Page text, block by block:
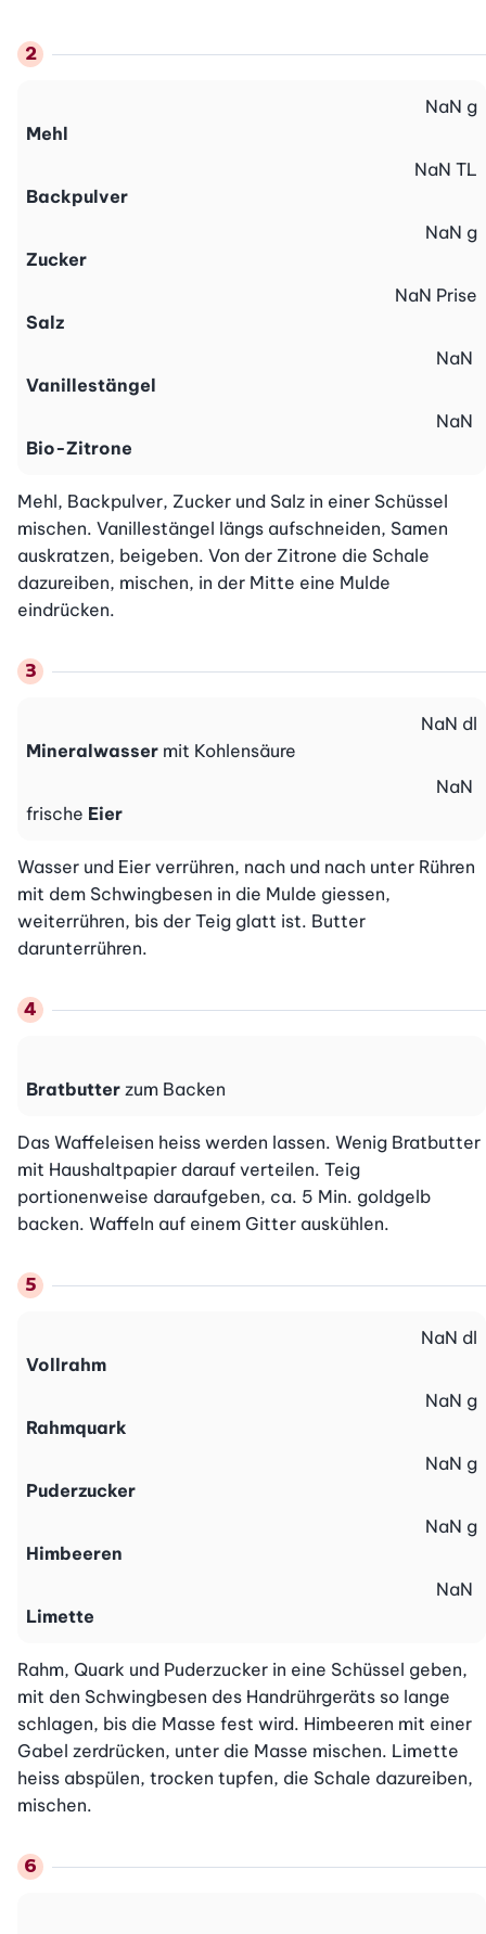
Mehl
NaN g
Backpulver
NaN TL
Zucker
NaN g
Salz
NaN Prise
Vanillestängel
NaN
Bio-Zitrone
NaN
Mehl, Backpulver, Zucker und Salz in einer Schüssel
mischen. Vanillestängel längs aufschneiden, Samen
auskratzen, beigeben. Von der Zitrone die Schale
dazureiben, mischen, in der Mitte eine Mulde
eindrücken.
Mineralwasser mit Kohlensäure
NaN dl
frische Eier
NaN
Wasser und Eier verrühren, nach und nach unter Rühren
mit dem Schwingbesen in die Mulde giessen,
weiterrühren, bis der Teig glatt ist. Butter
darunterrühren.
Bratbutter zum Backen
Das Waffeleisen heiss werden lassen. Wenig Bratbutter
mit Haushaltpapier darauf verteilen. Teig
portionenweise daraufgeben, ca. 5 Min. goldgelb
backen. Waffeln auf einem Gitter auskühlen.
Vollrahm
NaN dl
Rahmquark
NaN g
Puderzucker
NaN g
Himbeeren
NaN g
Limette
NaN
Rahm, Quark und Puderzucker in eine Schüssel geben,
mit den Schwingbesen des Handrührgeräts so lange
schlagen, bis die Masse fest wird. Himbeeren mit einer
Gabel zerdrücken, unter die Masse mischen. Limette
heiss abspülen, trocken tupfen, die Schale dazureiben,
mischen.